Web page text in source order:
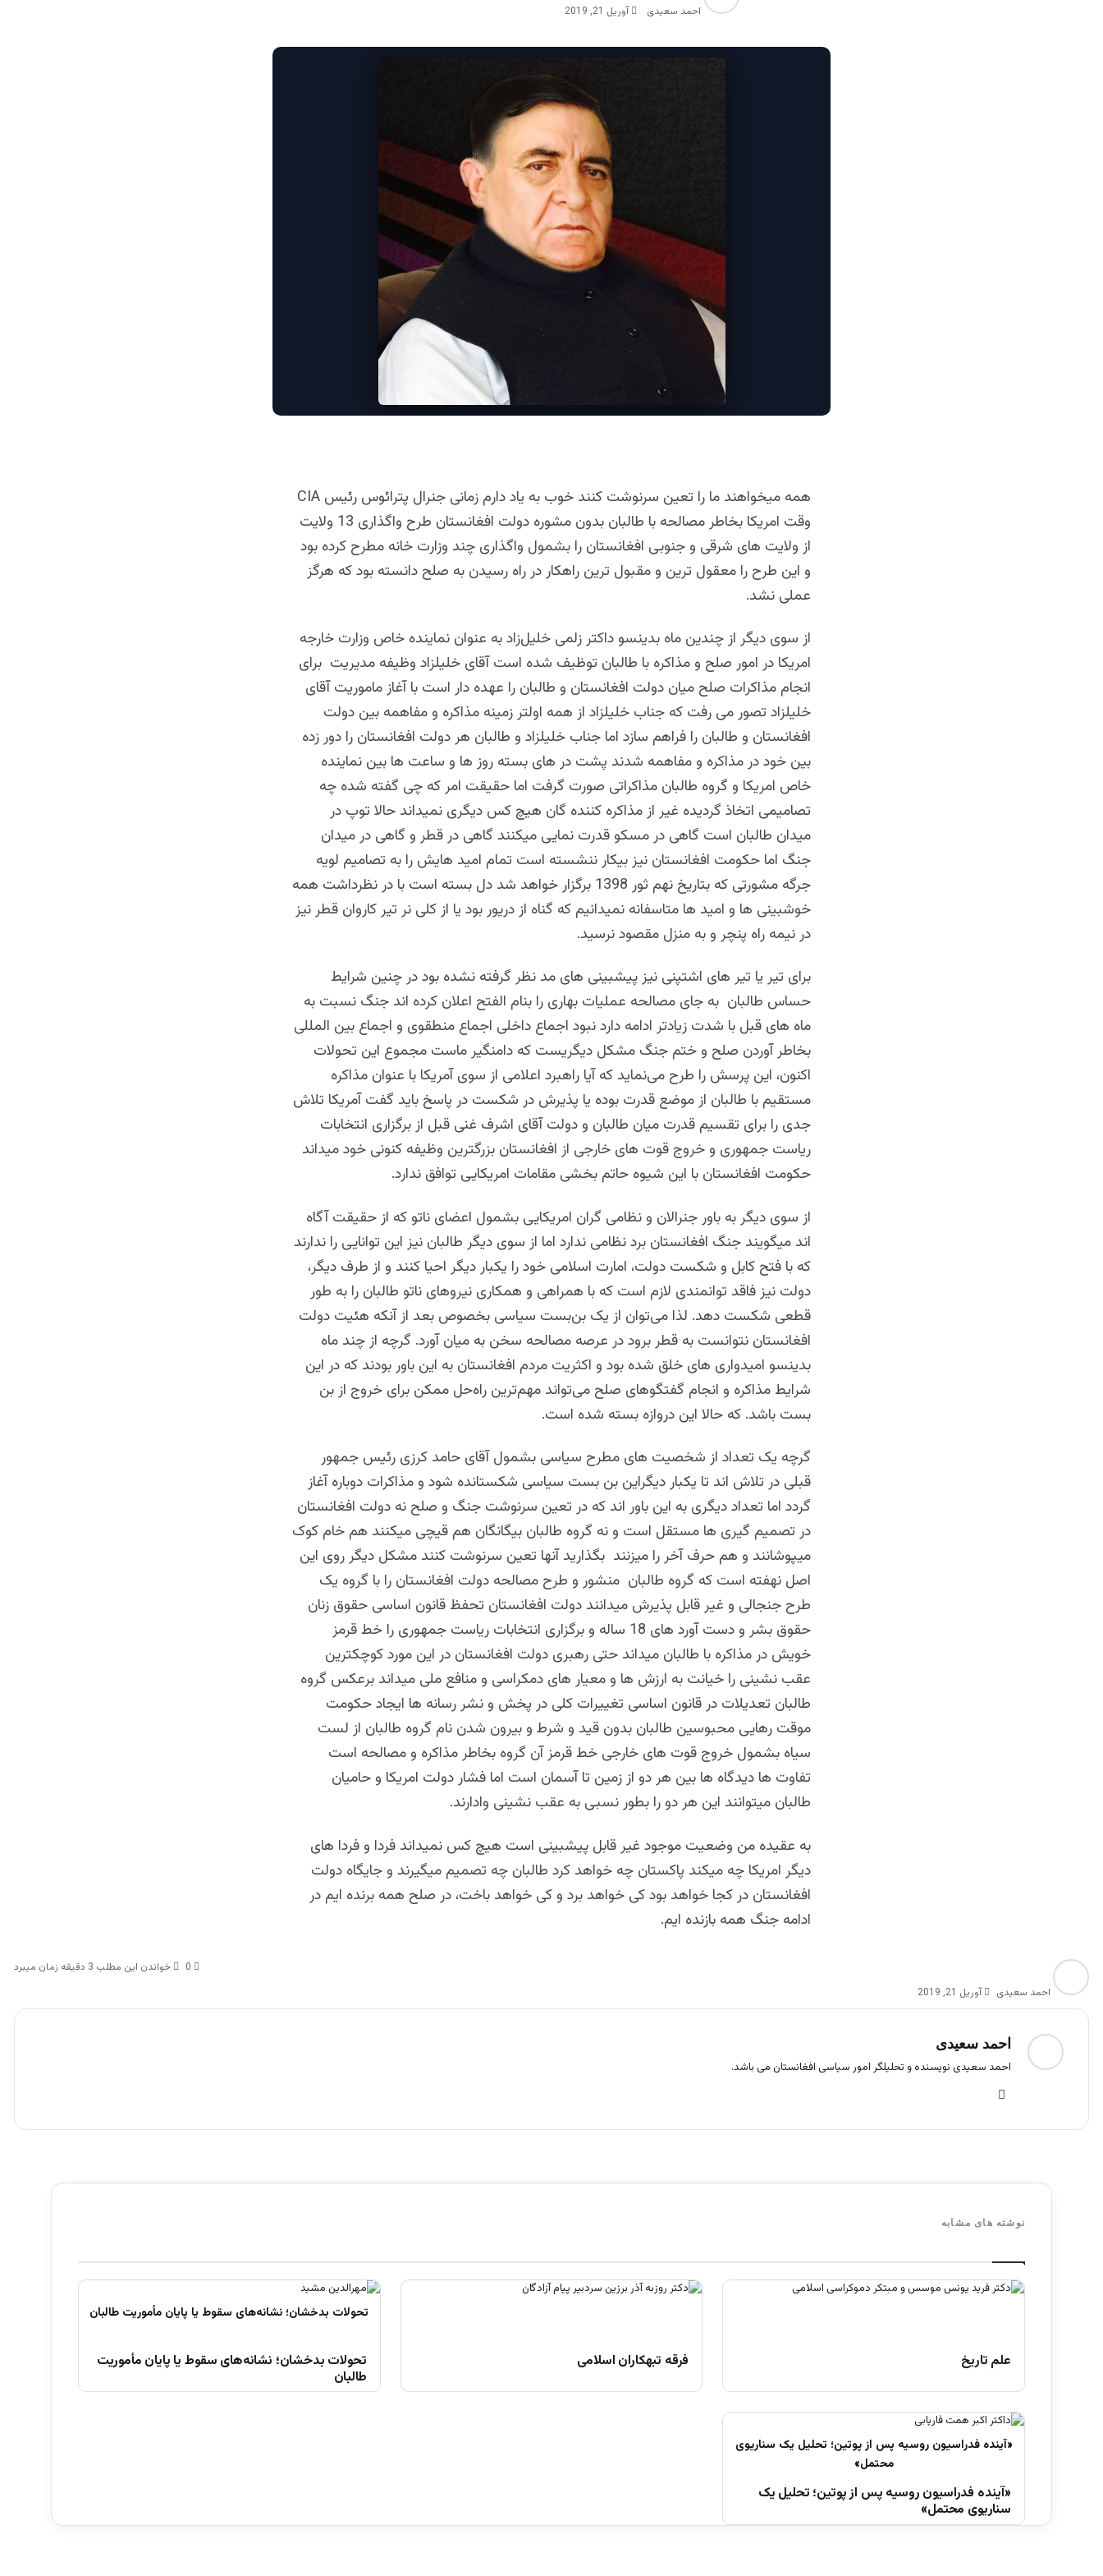
احمد سعیدی آوریل 21, 2019
همه میخواهند ما را تعین سرنوشت کنند خوب به یاد دارم زمانی جنرال پترائوس رئیس CIA
وقت امریکا بخاطر مصالحه با طالبان بدون مشوره دولت افغانستان طرح واگذاری 13 ولایت
از ولایت های شرقی و جنوبی افغانستان را بشمول واگذاری چند وزارت خانه مطرح کرده بود
و این طرح را معقول ترین و مقبول ترین راهکار در راه رسیدن به صلح دانسته بود که هرگز
عملی نشد.
از سوی دیگر از چندین ماه بدینسو داکتر زلمی خلیل‌زاد به عنوان نماینده خاص وزارت خارجه
امریکا در امور صلح و مذاکره با طالبان توظیف شده است آقای خلیلزاد وظیفه مدیریت برای
انجام مذاکرات صلح میان دولت افغانستان و طالبان را عهده ‌دار است با آغاز ماموریت آقای
خلیلزاد تصور می رفت که جناب خلیلزاد از همه اولتر زمینه مذاکره و مفاهمه بین دولت
افغانستان و طالبان را فراهم سازد اما جناب خلیلزاد و طالبان هر دولت افغانستان را دور زده
بین خود در مذاکره و مفاهمه شدند پشت در های بسته روز ها و ساعت ها بین نماینده
خاص امریکا و گروه طالبان مذاکراتی صورت گرفت اما حقیقت امر که چی گفته شده چه
تصامیمی اتخاذ گردیده غیر از مذاکره کننده گان هیچ کس دیگری نمیداند حالا توپ در
میدان طالبان است گاهی در مسکو قدرت نمایی میکنند گاهی در قطر و گاهی در میدان
جنگ اما حکومت افغانستان نیز بیکار ننشسته است تمام امید هایش را به تصامیم لویه
جرگه مشورتی که بتاریخ نهم ثور 1398 برگزار خواهد شد دل بسته است با در نظرداشت همه
خوشبینی ها و امید ها متاسفانه نمیدانیم که گناه از دریور بود یا از کلی نر تیر کاروان قطر نیز
در نیمه راه پنچر و به منزل مقصود نرسید.
برای تیر یا تیر های اشتپنی نیز پیشبینی های مد نظر گرفته نشده بود در چنین شرایط
حساس طالبان به جای مصالحه عملیات بهاری را بنام الفتح اعلان کرده اند جنگ نسبت به
ماه های قبل با شدت زیادتر ادامه دارد نبود اجماع داخلی اجماع منطقوی و اجماع بین المللی
بخاطر آوردن صلح و ختم جنگ مشکل دیگریست که دامنگیر ماست مجموع این تحولات
اکنون، این پرسش را طرح می‌نماید که آیا راهبرد اعلامی از سوی آمریکا با عنوان مذاکره
مستقیم با طالبان از موضع قدرت بوده یا پذیرش در شکست در پاسخ باید گفت آمریکا تلاش
جدی را برای تقسیم قدرت میان طالبان و دولت آقای اشرف غنی قبل از برگزاری انتخابات
ریاست جمهوری و خروج قوت های خارجی از افغانستان بزرگترین وظیفه کنونی خود میداند
حکومت افغانستان با این شیوه حاتم بخشی مقامات امریکایی توافق ندارد.
از سوی دیگر به باور جنرالان و نظامی گران امریکایی بشمول اعضای ناتو که از حقیقت آگاه
اند میگویند جنگ افغانستان برد نظامی ندارد اما از سوی دیگر طالبان نیز این توانایی را ندارند
که با فتح کابل و شکست دولت، امارت اسلامی خود را یکبار دیگر احیا کنند و از طرف دیگر،
دولت نیز فاقد توانمندی لازم است که با همراهی و همکاری نیروهای ناتو طالبان را به طور
قطعی شکست دهد. لذا می‌توان از یک بن‌بست سیاسی بخصوص بعد از آنکه هئیت دولت
افغانستان نتوانست به قطر برود در عرصه مصالحه سخن به میان آورد. گرچه از چند ماه
بدینسو امیدواری های خلق شده بود و اکثریت مردم افغانستان به این باور بودند که در این
شرایط مذاکره و انجام گفتگوهای صلح می‌تواند مهم‌ترین راه‌حل ممکن برای خروج از بن
بست باشد. که حالا این دروازه بسته شده است.
گرچه یک تعداد از شخصیت های مطرح سیاسی بشمول آقای حامد کرزی رئیس جمهور
قبلی در تلاش اند تا یکبار دیگراین بن بست سیاسی شکستانده شود و مذاکرات دوباره آغاز
گردد اما تعداد دیگری به این باور اند که در تعین سرنوشت جنگ و صلح نه دولت افغانستان
در تصمیم گیری ها مستقل است و نه گروه طالبان بیگانگان هم قیچی میکنند هم خام کوک
میپوشانند و هم حرف آخر را میزنند بگذارید آنها تعین سرنوشت کنند مشکل دیگر روی این
اصل نهفته است که گروه طالبان منشور و طرح مصالحه دولت افغانستان را با گروه یک
طرح جنجالی و غیر قابل پذیرش میدانند دولت افغانستان تحفظ قانون اساسی حقوق زنان
حقوق بشر و دست آورد های 18 ساله و برگزاری انتخابات ریاست جمهوری را خط قرمز
خویش در مذاکره با طالبان میداند حتی رهبری دولت افغانستان در این مورد کوچکترین
عقب نشینی را خیانت به ارزش ها و معیار های دمکراسی و منافع ملی میداند برعکس گروه
طالبان تعدیلات در قانون اساسی تغییرات کلی در پخش و نشر رسانه ها ایجاد حکومت
موقت رهایی محبوسین طالبان بدون قید و شرط و بیرون شدن نام گروه طالبان از لست
سیاه بشمول خروج قوت های خارجی خط قرمز آن گروه بخاطر مذاکره و مصالحه است
تفاوت ها دیدگاه ها بین هر دو از زمین تا آسمان است اما فشار دولت امریکا و حامیان
طالبان میتوانند این هر دو را بطور نسبی به عقب نشینی وادارند.
به عقیده من وضعیت موجود غیر قابل پیشبینی است هیچ کس نمیداند فردا و فردا های
دیگر امریکا چه میکند پاکستان چه خواهد کرد طالبان چه تصمیم میگیرند و جایگاه دولت
افغانستان در کجا خواهد بود کی خواهد برد و کی خواهد باخت، در صلح همه برنده ایم در
ادامه جنگ همه بازنده ایم.
احمد سعیدی آوریل 21, 2019
0 خواندن این مطلب 3 دقیقه زمان میبرد
احمد سعیدی
احمد سعیدی نویسنده و تحلیلگر امور سیاسی افغانستان می باشد.
بو
نوشته های مشابه
علم تاریخ فرقه تبهکاران اسلامی
تحولات بدخشان؛ نشانه‌های سقوط یا پایان مأموریت
طالبان
«آینده فدراسیون روسیه پس از پوتین؛ تحلیل یک
سناریوی محتمل»